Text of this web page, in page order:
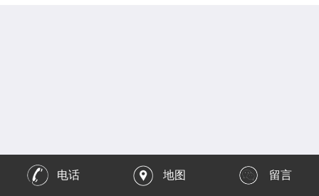
电话 地图 留言